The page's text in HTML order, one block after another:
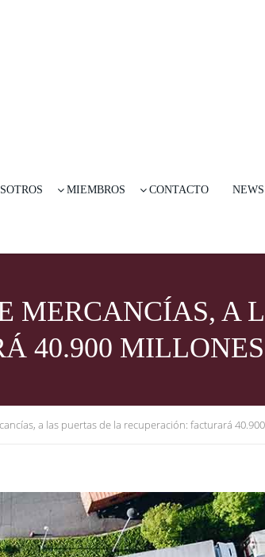
MIEMBROS CONTACTO NEWS
MERCANCÍAS, A
40.900
a las puertas de la recuperación: facturará